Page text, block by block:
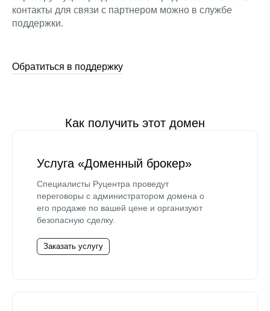
контакты для связи с партнером можно в службе
поддержки.
Обратиться в поддержку
Как получить этот домен
Услуга «Доменный брокер»
Специалисты Руцентра проведут
переговоры с администратором домена о
его продаже по вашей цене и организуют
безопасную сделку.
Заказать услугу